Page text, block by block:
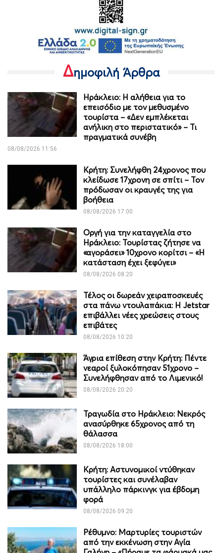
Δημοφιλή Άρθρα
Ηράκλειο: Η αλήθεια για το
επεισόδιο με τον μεθυσμένο
τουρίστα – «Δεν εμπλέκεται
ανήλικη στο περιστατικό» – Τι
πραγματικά συνέβη
08/08/2026 11:56
Κρήτη: Συνελήφθη 24χρονος που
κλείδωσε 17χρονη σε σπίτι – Τον
πρόδωσαν οι κραυγές της για
βοήθεια
08/08/2026 17:00
Οργή για την καταγγελία στο
Ηράκλειο: Τουρίστας ζήτησε να
«αγοράσει» 10χρονο κορίτσι – «Η
κατάσταση έχει ξεφύγει»
08/08/2026 08:20
Τέλος οι δωρεάν χειραποσκευές
στα πάνω ντουλαπάκια: Η Jetstar
επιβάλλει νέες χρεώσεις στους
επιβάτες
08/08/2026 10:20
Άγρια επίθεση στην Κρήτη: Πέντε
νεαροί ξυλοκόπησαν 51χρονο –
Συνελήφθησαν από το Λιμενικό!
08/08/2026 20:20
Τραγωδία στο Ηράκλειο: Νεκρός
ανασύρθηκε 65χρονος από τη
θάλασσα
08/08/2026 18:00
Κρήτη: Αστυνομικοί ντύθηκαν
τουρίστες και συνέλαβαν
υπάλληλο πάρκινγκ για έβδομη
φορά
08/08/2026 09:20
Ρέθυμνο: Μαρτυρίες τουριστών
από την εκκένωση στην Αγία